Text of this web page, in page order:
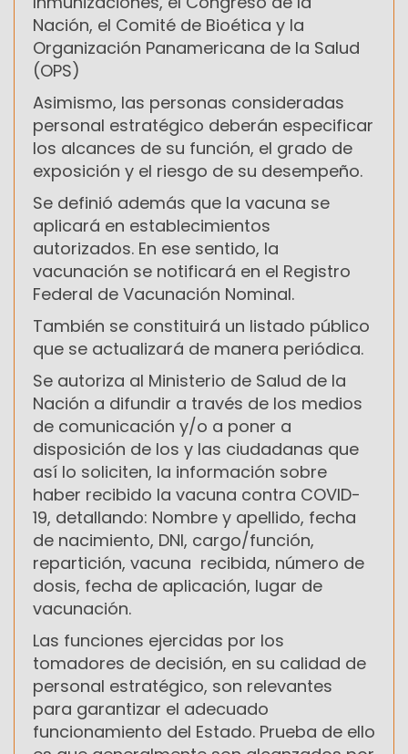
Nación, el Comité de Bioética y la
Organización Panamericana de la Salud
(OPS)
Asimismo, las personas consideradas
personal estratégico deberán especificar
los alcances de su función, el grado de
exposición y el riesgo de su desempeño.
Se definió además que la vacuna se
aplicará en establecimientos
autorizados. En ese sentido, la
vacunación se notificará en el Registro
Federal de Vacunación Nominal.
También se constituirá un listado público
que se actualizará de manera periódica.
Se autoriza al Ministerio de Salud de la
Nación a difundir a través de los medios
de comunicación y/o a poner a
disposición de los y las ciudadanas que
así lo soliciten, la información sobre
haber recibido la vacuna contra COVID-
19, detallando: Nombre y apellido, fecha
de nacimiento, DNI, cargo/función,
repartición, vacuna recibida, número de
dosis, fecha de aplicación, lugar de
vacunación.
Las funciones ejercidas por los
tomadores de decisión, en su calidad de
personal estratégico, son relevantes
para garantizar el adecuado
funcionamiento del Estado. Prueba de ello